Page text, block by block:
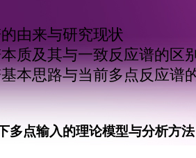
由来与研究现状
质及其与一致反应谱的区
本思路与当前多点反应谱
多点输入的理论模型与分析方法